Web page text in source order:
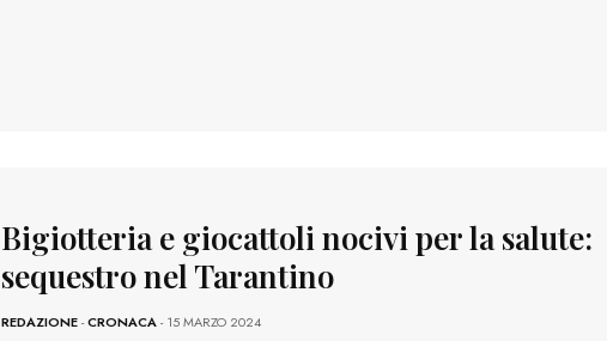
Bigiotteria e giocattoli nocivi per la salute:
sequestro nel Tarantino
REDAZIONE-CRONACA- 15 MARZO 2024